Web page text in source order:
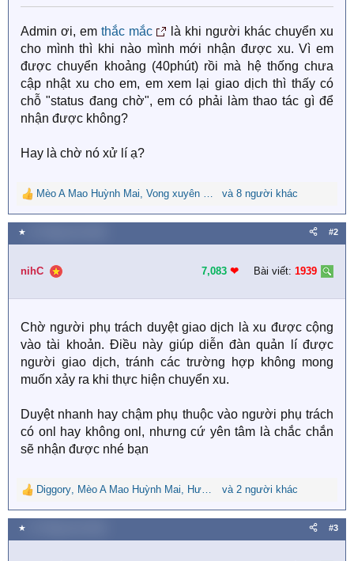
Admin ơi, emthắc mắc
là khi người khác chuyển xu
cho mình thì khi nào mình mới nhận được xu. Vì em
được chuyển khoảng (40phút) rồi mà hệ thống chưa
cập nhật xu cho em, em xem lại giao dịch thì thấy có
chỗ "status đang chờ", em có phải làm thao tác gì để
nhận được không?
Hay là chờ nó xử lí ạ?
R
e
a
c
i
n
:
Mèo A Mao Huỳnh Mai, Vong xuyên bỉ ngạn , Yvonne Hạ Linh
và 8 người khác
★ #2
nihC 7,083 ❤︎ Bài viết: 1939
Chờ người phụ trách duyệt giao dịch là xu được cộng
vào tài khoản. Điều này giúp diễn đàn quản lí được
người giao dịch, tránh các trường hợp không mong
muốn xảy ra khi thực hiện chuyển xu.
Duyệt nhanh hay chậm phụ thuộc vào người phụ trách
có onl hay không onl, nhưng cứ yên tâm là chắc chắn
sẽ nhận được nhé bạn
R
e
a
c
Diggory, Mèo A Mao Huỳnh Mai, Hương Giang 0110 và 2 người khác
★ #3